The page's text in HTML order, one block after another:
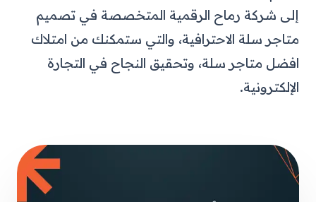
إلى شركة رماح الرقمية المتخصصة في تصميم
متاجر سلة الاحترافية، والتي ستمكنك من امتلاك
افضل متاجر سلة، وتحقيق النجاح في التجارة
الإلكترونية.